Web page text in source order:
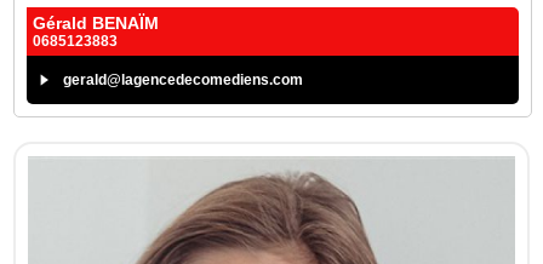
Gérald BENAÏM
0685123883
gerald@lagencedecomediens.com